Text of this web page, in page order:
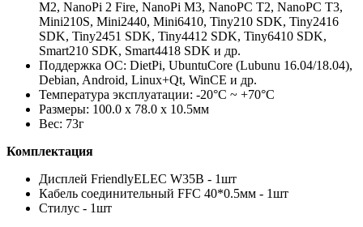
M2, NanoPi 2 Fire, NanoPi M3, NanoPC T2, NanoPC T3,
Mini210S, Mini2440, Mini6410, Tiny210 SDK, Tiny2416
SDK, Tiny2451 SDK, Tiny4412 SDK, Tiny6410 SDK,
Smart210 SDK, Smart4418 SDK и др.
Поддержка ОС: DietPi, UbuntuCore (Lubunu 16.04/18.04),
Debian, Android, Linux+Qt, WinCE и др.
Температура эксплуатации: -20°С ~ +70°С
Размеры: 100.0 х 78.0 х 10.5мм
Вес: 73г
Комплектация
Дисплей FriendlyELEC W35B - 1шт
Кабель соединительный FFC 40*0.5мм - 1шт
Стилус - 1шт